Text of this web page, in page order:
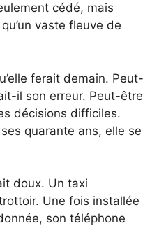
cédé, mais
vaste fleuve de
ferait demain. Peut-
il son erreur. Peut-être
décisions difficiles.
quarante ans, elle se
doux. Un taxi
Une fois installée
son téléphone